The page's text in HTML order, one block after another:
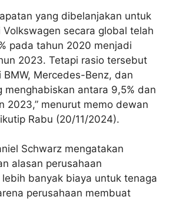
yang dibelanjakan untuk
secara global telah
pada tahun 2020 menjadi
2023. Tetapi rasio tersebut
BMW, Mercedes-Benz, dan
menghabiskan antara 9,5% dan
2023,” menurut memo dewan
Rabu (20/11/2024).
Schwarz mengatakan
alasan perusahaan
banyak biaya untuk tenaga
perusahaan membuat